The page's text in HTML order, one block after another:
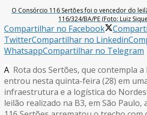
O Consórcio 116 Sertões foi o vencedor do
116/324/BA/PE (Foto: Luiz
Compartilhar no Facebook
TwitterCompartilhar no Linkedin
WhatsappCompartilhar no Telegram
A Rota dos Sertões, que contempla a
entrou nesta quinta-feira (28) em
infraestrutura e a logística do
leilão realizado na B3, em São Paulo,